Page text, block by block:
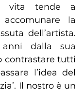
vita tende a
la
dell’artista.
dalla sua
contrastare tutti
l’idea del
Il nostro è un